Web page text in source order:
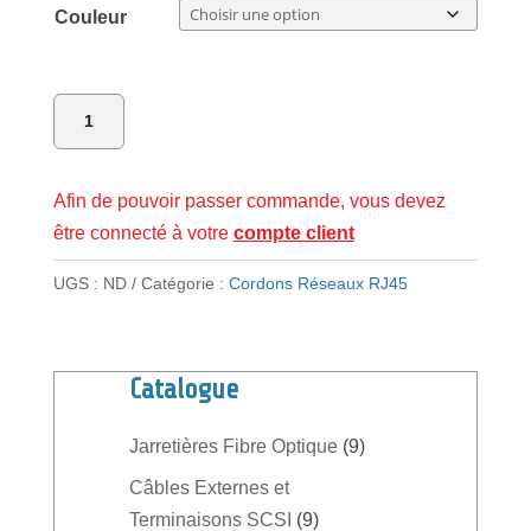
à
Couleur
de
de
brassage
Afin de pouvoir passer commande, vous devez
être connecté à votre compte client
UGS : ND Catégorie : Cordons Réseaux RJ45
Catalogue
Jarretières Fibre Optique 99
Câbles Externes et
Terminaisons SCSI
99